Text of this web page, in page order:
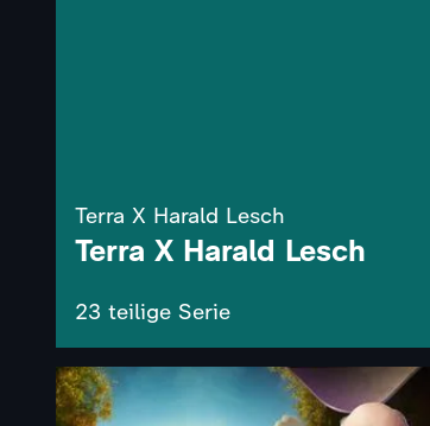
Terra X Harald Lesch
Terra X Harald Lesch
23 teilige Serie